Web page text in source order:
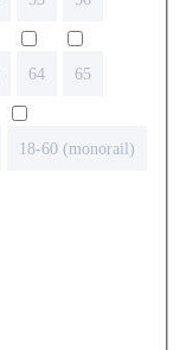
64 65
18-60 (monorail)